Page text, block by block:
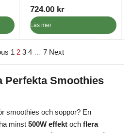
.
724.00 kr
Läs mer
1 2 3 4 … 7 Next
Perfekta Smoothies
smoothies och soppor? En
minst 500W effekt och flera